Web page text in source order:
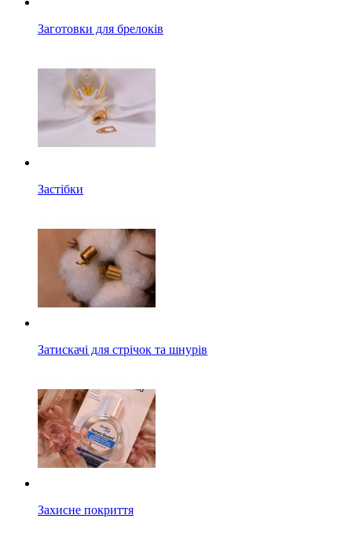
Заготовки для брелоків
Застібки
Затискачі для стрічок та шнурів
Захисне покриття